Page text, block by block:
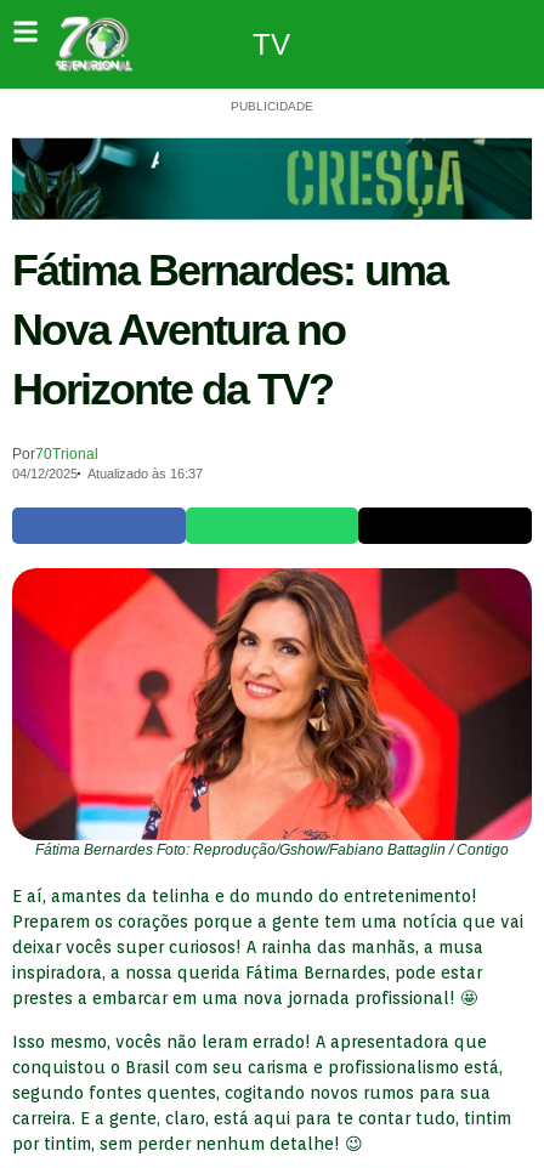
TV
PUBLICIDADE
Fátima Bernardes: uma
Nova Aventura no
Horizonte da TV?
Por70Trional
04/12/2025 Atualizado às 16:37
Fátima Bernardes Foto: Reprodução/Gshow/Fabiano Battaglin / Contigo
E aí, amantes da telinha e do mundo do entretenimento!
Preparem os corações porque a gente tem uma notícia que vai
deixar vocês super curiosos! A rainha das manhãs, a musa
inspiradora, a nossa querida Fátima Bernardes, pode estar
prestes a embarcar em uma nova jornada profissional! 🤩
Isso mesmo, vocês não leram errado! A apresentadora que
conquistou o Brasil com seu carisma e profissionalismo está,
segundo fontes quentes, cogitando novos rumos para sua
carreira. E a gente, claro, está aqui para te contar tudo, tintim
por tintim, sem perder nenhum detalhe! 😉